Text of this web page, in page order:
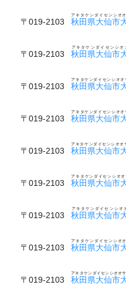
〒019-2103 秋田県大仙市
アキタケンダイセンシオ
〒019-2103 秋田県大仙市
アキタケンダイセンシオ
〒019-2103 秋田県大仙市
アキタケンダイセンシオオ
〒019-2103 秋田県大仙市
アキタケンダイセンシオオ
〒019-2103 秋田県大仙市
アキタケンダイセンシオオ
〒019-2103 秋田県大仙市
アキタケンダイセンシオ
〒019-2103 秋田県大仙市
アキタケンダイセンシオ
〒019-2103 秋田県大仙市
アキタケンダイセンシオ
〒019-2103 秋田県大仙市
アキタケンダイセンシオオ